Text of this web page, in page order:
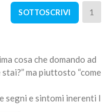
SOTTOSCRIVI 1
cosa che domando ad
ma piuttosto “come
segni e sintomi inerenti l